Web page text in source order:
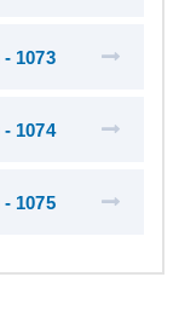
1073
1074
1075